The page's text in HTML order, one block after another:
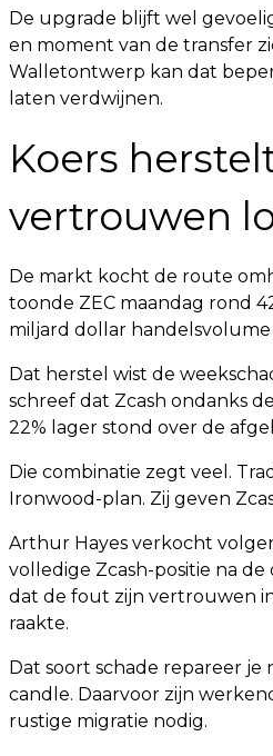
De upgrade blijft wel
en moment van de transfer
Walletontwerp kan dat
laten verdwijnen.
Koers
vertrouwen
De markt kocht de route
toonde ZEC maandag rond
miljard dollar
Dat herstel wist de
schreef dat Zcash ondanks
22% lager stond over de
Die combinatie zegt veel.
Ironwood-plan. Zij geven
Arthur Hayes verkocht
volledige Zcash-positie na de
dat de fout zijn vertrouwen
raakte.
Dat soort schade repareer je
candle. Daarvoor zijn
rustige migratie nodig.